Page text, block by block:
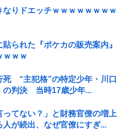
なりドエッチｗｗｗｗｗｗｗｗ
貼られた『ポケカの販売案内』
ｗｗｗ
死 “主犯格”の特定少年・川口
の判決 当時17歳少年...
ってない？」と財務官僚の増上
が続出、なぜ官僚にすぎ...